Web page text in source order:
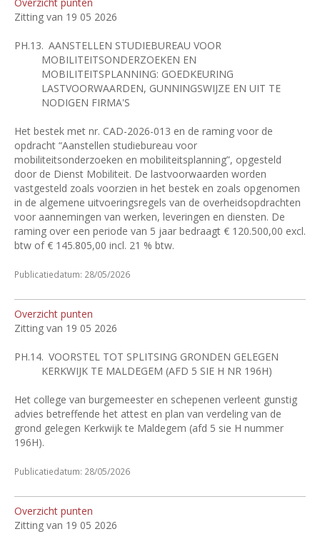
Zitting van 19 05 2026
PH.13. AANSTELLEN STUDIEBUREAU VOOR
MOBILITEITSONDERZOEKEN EN
MOBILITEITSPLANNING: GOEDKEURING
LASTVOORWAARDEN, GUNNINGSWIJZE EN UIT TE
NODIGEN FIRMA'S
Het bestek met nr. CAD-2026-013 en de raming voor de
opdracht “Aanstellen studiebureau voor
mobiliteitsonderzoeken en mobiliteitsplanning”, opgesteld
door de Dienst Mobiliteit. De lastvoorwaarden worden
vastgesteld zoals voorzien in het bestek en zoals opgenomen
in de algemene uitvoeringsregels van de overheidsopdrachten
voor aannemingen van werken, leveringen en diensten. De
raming over een periode van 5 jaar bedraagt € 120.500,00 excl.
btw of € 145.805,00 incl. 21 % btw.
Publicatiedatum: 28/05/2026
Overzicht punten
Zitting van 19 05 2026
PH.14. VOORSTEL TOT SPLITSING GRONDEN GELEGEN
KERKWIJK TE MALDEGEM (AFD 5 SIE H NR 196H)
Het college van burgemeester en schepenen verleent gunstig
advies betreffende het attest en plan van verdeling van de
grond gelegen Kerkwijk te Maldegem (afd 5 sie H nummer
196H).
Publicatiedatum: 28/05/2026
Overzicht punten
Zitting van 19 05 2026